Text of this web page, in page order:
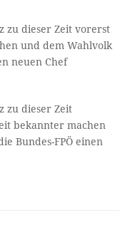
zu dieser Zeit vorerst
und dem Wahlvolk
neuen Chef
zu dieser Zeit
bekannter machen
Bundes-FPÖ einen